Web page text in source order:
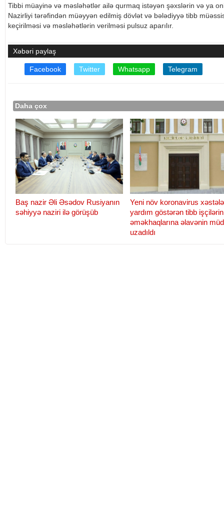
Tibbi müayinə və məsləhətlər ailə qurmaq istəyən şəxslərin və ya
Nazirliyi tərəfindən müəyyən edilmiş dövlət və bələdiyyə tibb
keçirilməsi və məsləhətlərin verilməsi pulsuz aparılır.
Xəbəri paylaş
Facebook Twitter Whatsapp Telegram
Daha çox
Baş nazir Əli Əsədov Rusiyanın
səhiyyə naziri ilə görüşüb
Yeni növ koronavirus
yardım göstərən tibb
əməkhaqlarına əlavənin
uzadıldı